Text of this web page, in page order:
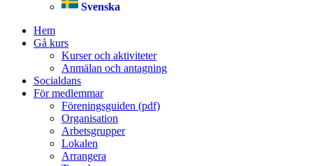
Svenska
Hem
Gå kurs
Kurser och aktiviteter
Anmälan och antagning
Socialdans
För medlemmar
Föreningsguiden (pdf)
Organisation
Arbetsgrupper
Lokalen
Arrangera